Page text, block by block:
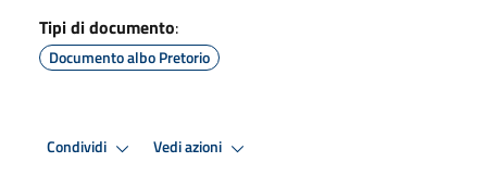
Tipi di documento:
Documento albo Pretorio
Condividi Vedi azioni